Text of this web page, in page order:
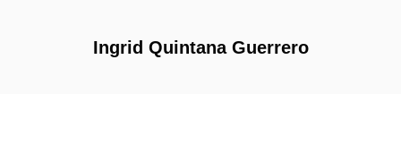
Ingrid Quintana Guerrero